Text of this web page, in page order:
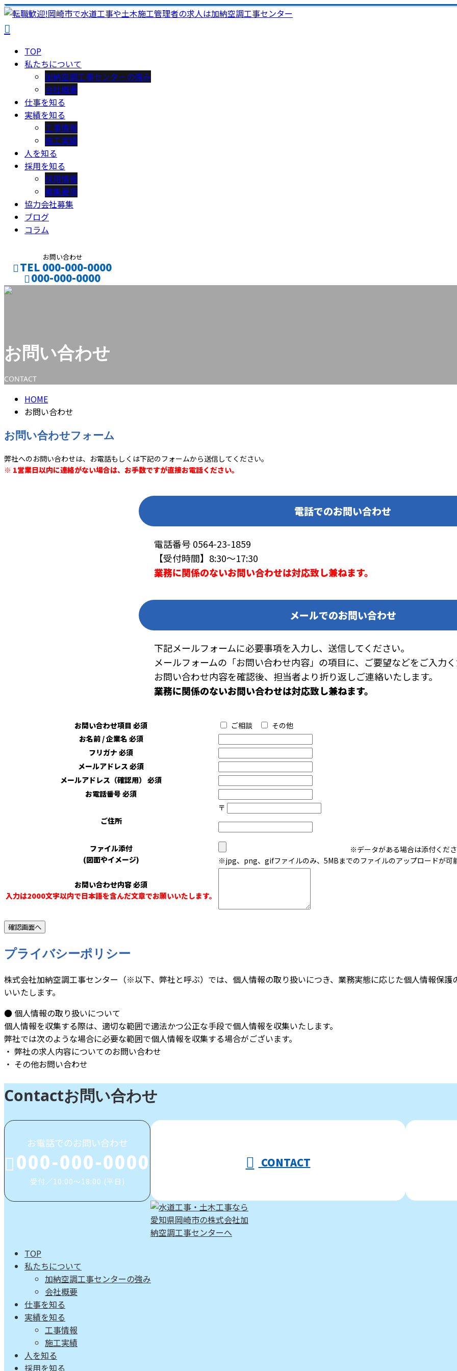
TOP
私たちについて
加納空調工事センターの強み
会社概要
仕事を知る
実績を知る
工事情報
施工実績
人を知る
採用を知る
採用情報
募集要項
協力会社募集
ブログ
コラム
お問い合わせ
TEL 000-000-0000
000-000-0000
お問い合わせ
CONTACT
HOME
お問い合わせ
お問い合わせフォーム
弊社へのお問い合わせは、お電話もしくは下記のフォームから送信してください。
※ 1営業日以内に連絡がない場合は、お手数ですが直接お電話ください。
電話でのお問い合わせ
電話番号 0564-23-1859
【受付時間】8:30～17:30
業務に関係のないお問い合わせは対応致し兼ねます。
メールでのお問い合わせ
下記メールフォームに必要事項を入力し、送信してください。
メールフォームの「お問い合わせ内容」の項目に、ご要望などをご入力
お問い合わせ内容を確認後、担当者より折り返しご連絡いたします。
業務に関係のないお問い合わせは対応致し兼ねます。
お問い合わせ項目 必須 ご相談
その他
お名前 / 企業名 必須
フリガナ 必須
メールアドレス 必須
メールアドレス（確認用） 必須
お電話番号 必須
ご住所
〒
ファイル添付
(図面やイメージ)
※データがある場合は添付くだ
※jpg、png、gifファイルのみ、5MBまでのファイルのアップロードが可
お問い合わせ内容必須
入力は2000文字以内で日本語を含んだ文章でお願いいたします。
プライバシーポリシー
株式会社加納空調工事センター（※以下、弊社と呼ぶ）では、個人情報の取り扱いにつき、業務実態に応じた個人情報保
いいたします。
● 個人情報の取り扱いについて
個人情報を収集する際は、適切な範囲で適法かつ公正な手段で個人情報を収集いたします。
弊社では次のような場合に必要な範囲で個人情報を収集する場合がございます。
・ 弊社の求人内容についてのお問い合わせ
・ その他お問い合わせ
Contactお問い合わせ
お電話でのお問い合わせ
000-000-0000
受付／10:00～18:00 (平日)
CONTACT
TOP
私たちについて
加納空調工事センターの強み
会社概要
仕事を知る
実績を知る
工事情報
施工実績
人を知る
採用を知る